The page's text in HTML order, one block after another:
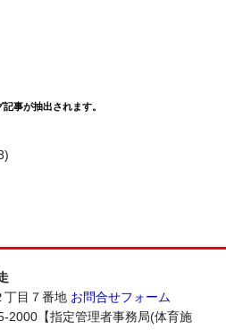
事が抽出されます。
丁目７番地 お問合せフォーム
2000【指定管理者事務局(体育施